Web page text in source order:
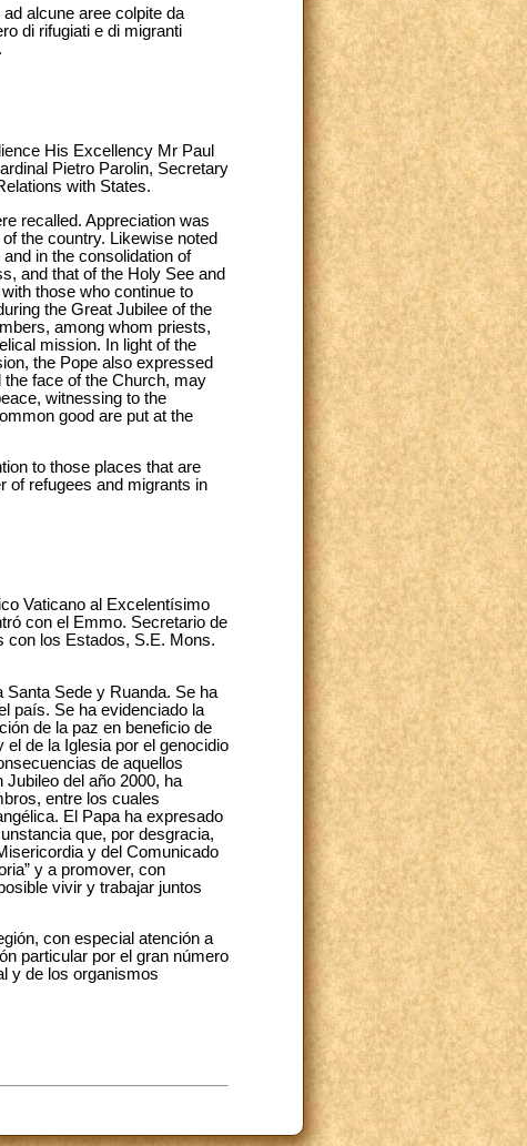
alcune aree colpite da
di rifugiati e di migranti
His Excellency Mr Paul
Pietro Parolin, Secretary
with States.
recalled. Appreciation was
the country. Likewise noted
in the consolidation of
and that of the Holy See and
those who continue to
the Great Jubilee of the
among whom priests,
mission. In light of the
the Pope also expressed
the face of the Church, may
witnessing to the
good are put at the
to those places that are
of refugees and migrants in
Vaticano al Excelentísimo
con el Emmo. Secretario de
con los Estados, S.E. Mons.
Sede y Ruanda. Se ha
país. Se ha evidenciado la
de la paz en beneficio de
de la Iglesia por el genocidio
de aquellos
del año 2000, ha
entre los cuales
El Papa ha expresado
que, por desgracia,
y del Comunicado
y a promover, con
vivir y trabajar juntos
con especial atención a
particular por el gran número
y de los organismos